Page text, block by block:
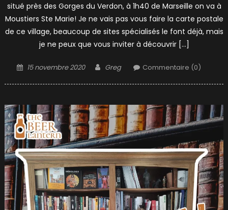
situé près des Gorges du Verdon, à 1h40 de Marseille on va à
Moustiers Ste Marie! Je ne vais pas vous faire la carte postale
de ce village, beaucoup de sites spécialisés le font déjà, mais
je ne peux que vous inviter à découvrir […]
Posted
15 novembre 2020 Author
Greg Commentaire (0)